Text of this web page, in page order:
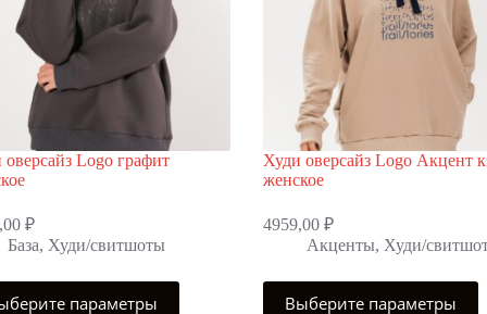
оверсайз Logo графит
₽
База, Худи/свитшоты
параметры
Худи оверсайз Logo Акцент
женское
4959,00 ₽
Акценты, Худи/
Выберите параметры
Этот
товар